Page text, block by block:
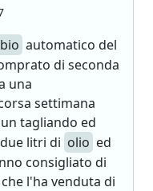
automatico del
di seconda
una
settimana
tagliando ed
litri di olio ed
consigliato di
l'ha venduta di